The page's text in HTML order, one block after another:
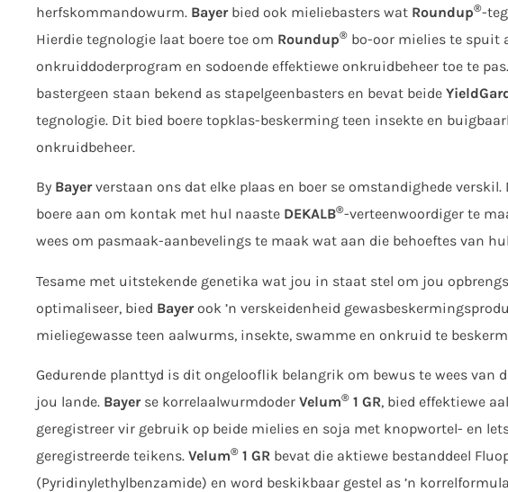
herfskommandowurm. Bayerbied ook mieliebasters wat Roundup®-
Hierdie tegnologie laat boere toe om Roundup® bo-oor mielies te spuit
onkruiddoderprogram en sodoende effektiewe onkruidbeheer toe te
bastergeen staan bekend as stapelgeenbasters en bevat beide
tegnologie. Dit bied boere topklas-beskerming teen insekte en
onkruidbeheer.
By Bayerverstaan ons dat elke plaas en boer se omstandighede
boere aan om kontak met hul naaste DEKALB®-verteenwoordiger te
wees om pasmaak-aanbevelings te maak wat aan die behoeftes van
Tesame met uitstekende genetika wat jou in staat stel om jou
optimaliseer, bied Bayerook ’n verskeidenheid
mieliegewasse teen aalwurms, insekte, swamme en onkruid te
Gedurende planttyd is dit ongelooflik belangrik om bewus te wees van
jou lande. Bayerse korrelaalwurmdoder Velum® 1 GR, bied effektiewe
geregistreer vir gebruik op beide mielies en soja met knopwortel- en
geregistreerde teikens. Velum® 1 GR bevat die aktiewe bestanddeel
(Pyridinylethylbenzamide) en word beskikbaar gestel as ’n